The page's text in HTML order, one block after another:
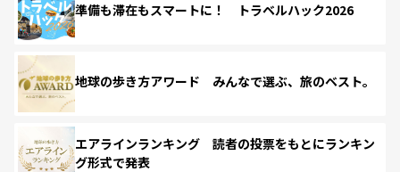
準備も滞在もスマートに！ トラベルハック2026
地球の歩き方アワード みんなで選ぶ、旅のベスト。
エアラインランキング 読者の投票をもとにランキン
グ形式で発表